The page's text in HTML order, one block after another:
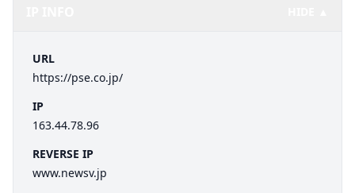
URL
https://pse.co.jp/
IP
163.44.78.96
REVERSE IP
www.newsv.jp